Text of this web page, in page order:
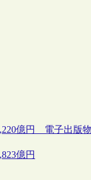
億円 電子出版
億円